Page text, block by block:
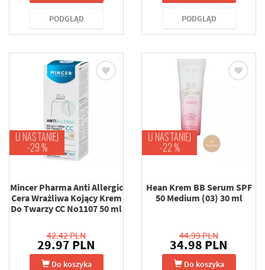
PODGLĄD PODGLĄD
U NAS TANIEJ
-29 %
Mincer Pharma Anti Allergic
Cera Wrażliwa Kojący Krem
Do Twarzy CC No1107 50 ml
42.42 PLN
29.97 PLN
Do koszyka
U NAS TANIEJ
-22 %
Hean Krem BB Serum SPF
50 Medium (03) 30 ml
44.99 PLN
34.98 PLN
Do koszyka